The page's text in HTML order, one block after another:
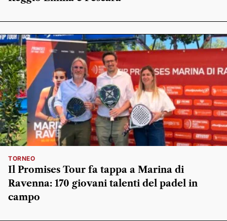
TORNEO
Il Promises Tour fa tappa a Marina di
Ravenna: 170 giovani talenti del padel in
campo